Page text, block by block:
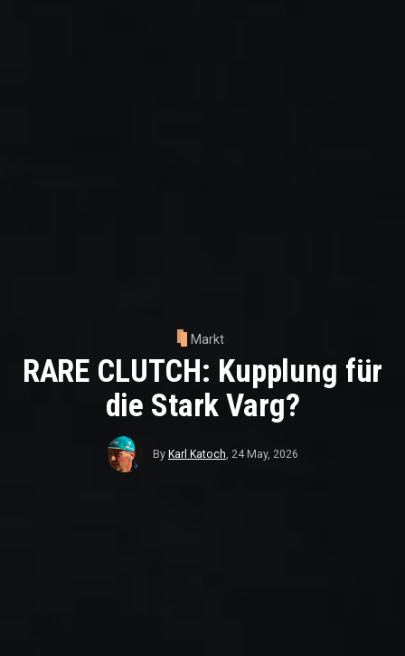
Markt
RARE CLUTCH: Kupplung für
die Stark Varg?
By Karl Katoch, 24 May, 2026